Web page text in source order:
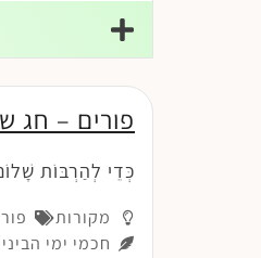
פורים – חג
כְּדֵי לְהַרְבּוֹת
מקורות
חכמי ימי